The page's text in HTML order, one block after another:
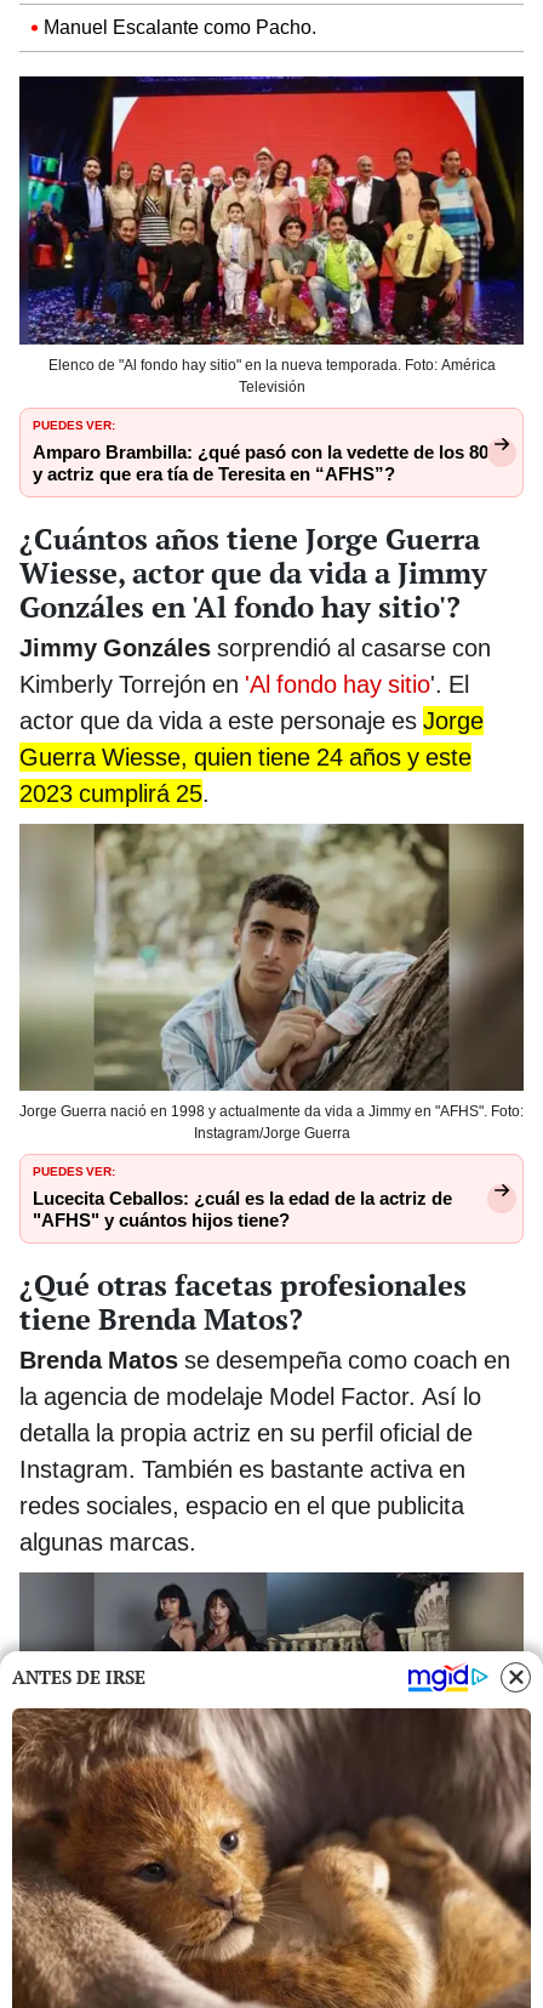
Manuel Escalante como Pacho.
Elenco de "Al fondo hay sitio" en la nueva temporada. Foto: América
Televisión
PUEDES VER:
Amparo Brambilla: ¿qué pasó con la vedette de los 80
y actriz que era tía de Teresita en “AFHS”?
¿Cuántos años tiene Jorge Guerra
Wiesse, actor que da vida a Jimmy
Gonzáles en 'Al fondo hay sitio'?
Jimmy Gonzáles sorprendió al casarse con
Kimberly Torrejón en 'Al fondo hay sitio'. El
actor que da vida a este personaje es Jorge
Guerra Wiesse, quien tiene 24 años y este
2023 cumplirá 25.
Jorge Guerra nació en 1998 y actualmente da vida a Jimmy en "AFHS". Foto:
Instagram/Jorge Guerra
PUEDES VER:
Lucecita Ceballos: ¿cuál es la edad de la actriz de
"AFHS" y cuántos hijos tiene?
¿Qué otras facetas profesionales
tiene Brenda Matos?
Brenda Matos se desempeña como coach en
la agencia de modelaje Model Factor. Así lo
detalla la propia actriz en su perfil oficial de
Instagram. También es bastante activa en
redes sociales, espacio en el que publicita
algunas marcas.
Brenda Matos es coach en una agencia de modelaje. Foto: composición
LR/Instagram/Brenda Matos
Instagram oficial de Brenda Matos
La actriz puede ser encontrada en la red social
ANTES DE IRSE